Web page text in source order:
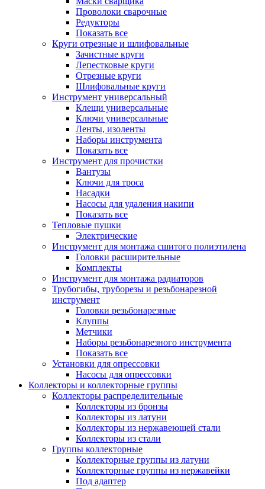
Проволоки сварочные
Редукторы
Показать все
Круги отрезные и шлифовальные
Зачистные круги
Лепестковые круги
Отрезные круги
Шлифовальные круги
Инструмент универсальный
Клещи универсальные
Ключи универсальные
Ленты, изоленты
Наборы инструмента
Показать все
Инструмент для прочистки
Вантузы
Ключи для троса
Насадки
Насосы для удаления накипи
Показать все
Тепловые пушки
Электрические
Инструмент для монтажа сшитого полиэтилена
Головки расширительные
Комплекты
Инструмент для монтажа радиаторов
Трубогибы, труборезы и резьбонарезной
инструмент
Головки резьбонарезные
Клуппы
Метчики
Наборы резьбонарезного инструмента
Показать все
Установки для опрессовки
Насосы для опрессовки
Коллекторы и коллекторные группы
Коллекторы распределительные
Коллекторы из бронзы
Коллекторы из латуни
Коллекторы из нержавеющей стали
Коллекторы из стали
Группы коллекторные
Коллекторные группы из латуни
Коллекторные группы из нержавейки
Под адаптер